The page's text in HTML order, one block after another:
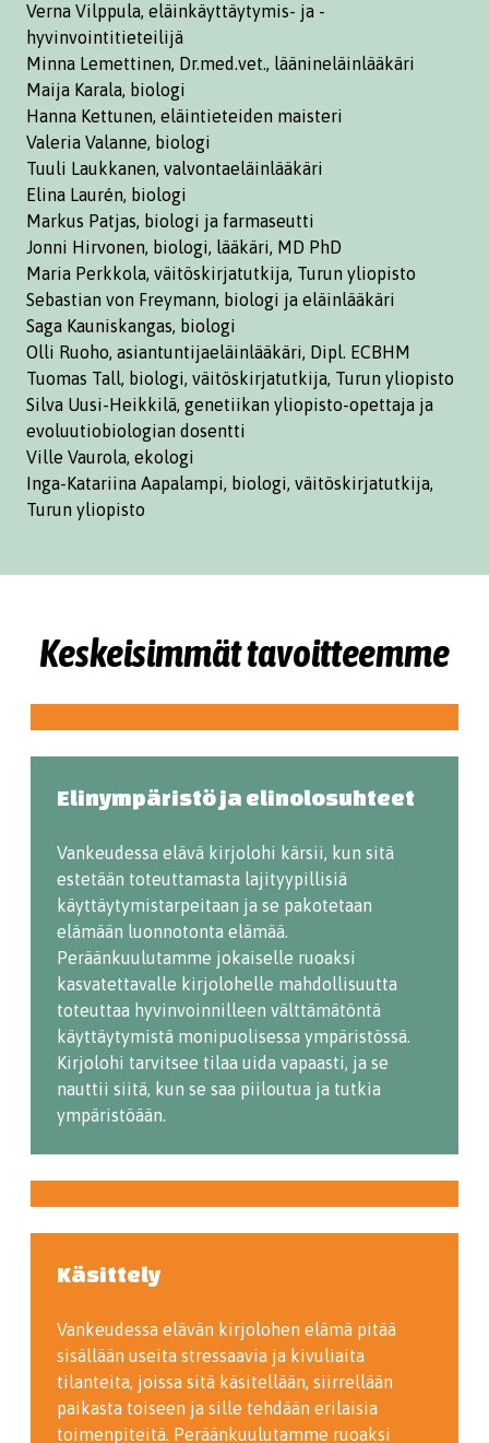
Verna Vilppula, eläinkäyttäytymis- ja -
hyvinvointitieteilijä
Minna Lemettinen, Dr.med.vet., läänineläinlääkäri
Maija Karala, biologi
Hanna Kettunen, eläintieteiden maisteri
Valeria Valanne, biologi
Tuuli Laukkanen, valvontaeläinlääkäri
Elina Laurén, biologi
Markus Patjas, biologi ja farmaseutti
Jonni Hirvonen, biologi, lääkäri, MD PhD
Maria Perkkola, väitöskirjatutkija, Turun yliopisto
Sebastian von Freymann, biologi ja eläinlääkäri
Saga Kauniskangas, biologi
Olli Ruoho, asiantuntijaeläinlääkäri, Dipl. ECBHM
Tuomas Tall, biologi, väitöskirjatutkija, Turun yliopisto
Silva Uusi-Heikkilä, genetiikan yliopisto-opettaja ja
evoluutiobiologian dosentti
Ville Vaurola, ekologi
Inga-Katariina Aapalampi, biologi, väitöskirjatutkija,
Turun yliopisto
Keskeisimmät tavoitteemme
Elinympäristö ja elinolosuhteet
Vankeudessa elävä kirjolohi kärsii, kun sitä
estetään toteuttamasta lajityypillisiä
käyttäytymistarpeitaan ja se pakotetaan
elämään luonnotonta elämää.
Peräänkuulutamme jokaiselle ruoaksi
kasvatettavalle kirjolohelle mahdollisuutta
toteuttaa hyvinvoinnilleen välttämätöntä
käyttäytymistä monipuolisessa ympäristössä.
Kirjolohi tarvitsee tilaa uida vapaasti, ja se
nauttii siitä, kun se saa piiloutua ja tutkia
ympäristöään.
Käsittely
Vankeudessa elävän kirjolohen elämä pitää
sisällään useita stressaavia ja kivuliaita
tilanteita, joissa sitä käsitellään, siirrellään
paikasta toiseen ja sille tehdään erilaisia
toimenpiteitä. Peräänkuulutamme ruoaksi